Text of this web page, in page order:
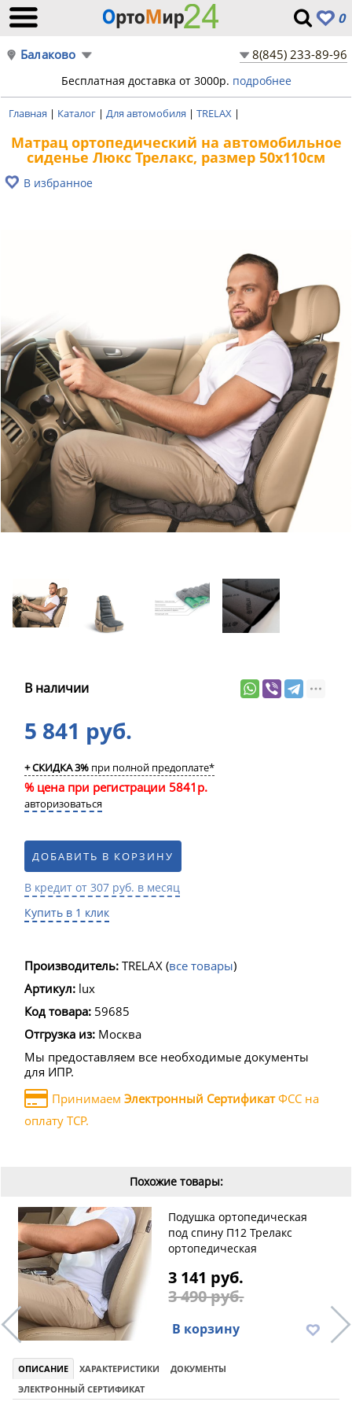
0
Балаково 8(845) 233-89-96
Бесплатная доставка от 3000р. подробнее
Главная | Каталог | Для автомобиля | TRELAX |
Maтpaц opтoпeдичecкий нa aвтoмoбильнoe
cидeньe Люкс Трелакс, размер 50х110см
В избранное
В наличии
5 841 руб.
+ СКИДКА 3% при полной предоплате*
% цена при регистрации 5841р.
авторизоваться
ДОБАВИТЬ В КОРЗИНУ
В кредит от 307 руб. в месяц
Купить в 1 клик
Производитель: TRELAX (все товары)
Артикул: lux
Код товара: 59685
Отгрузка из: Москва
Мы предоставляем все необходимые документы
для ИПР.
Принимаем Электронный СертификатФСС на
оплату ТСР.
Похожие товары:
Подушка ортопедическая
под спину П12 Трелакс
ортопедическая
3 141 руб.
3 490 руб.
В корзину
ОПИСАНИЕ ХАРАКТЕРИСТИКИ
ДОКУМЕНТЫ
ЭЛЕКТРОННЫЙ СЕРТИФИКАТ